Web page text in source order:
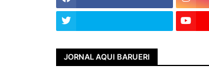
JORNAL AQUI BARUERI